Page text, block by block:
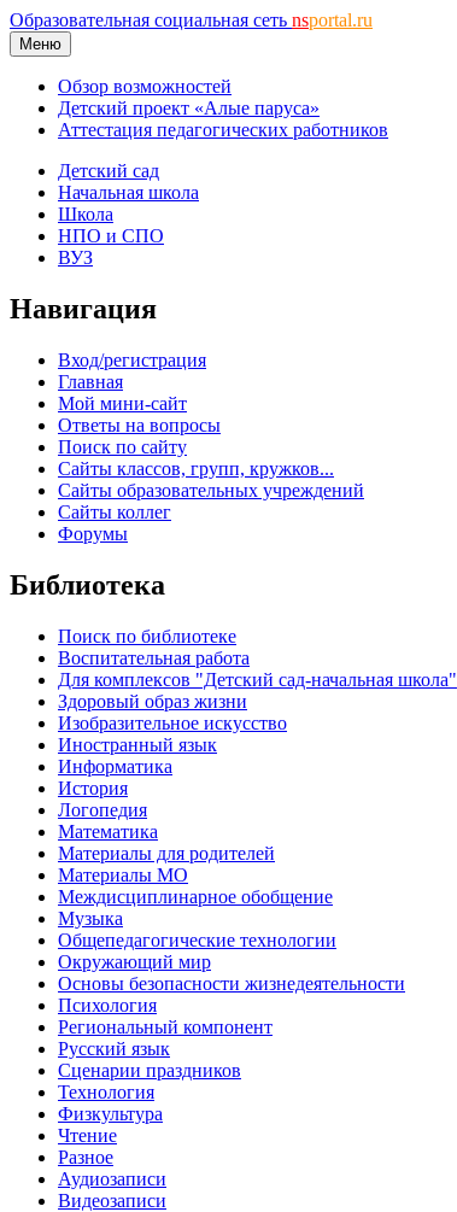
Образовательная социальная сеть nsportal.ru
Меню
Обзор возможностей
Детский проект «Алые паруса»
Аттестация педагогических работников
Детский сад
Начальная школа
Школа
НПО и СПО
ВУЗ
Навигация
Вход/регистрация
Главная
Мой мини-сайт
Ответы на вопросы
Поиск по сайту
Сайты классов, групп, кружков...
Сайты образовательных учреждений
Сайты коллег
Форумы
Библиотека
Поиск по библиотеке
Воспитательная работа
Для комплексов "Детский сад-начальная школа"
Здоровый образ жизни
Изобразительное искусство
Иностранный язык
Информатика
История
Логопедия
Математика
Материалы для родителей
Материалы МО
Междисциплинарное обобщение
Музыка
Общепедагогические технологии
Окружающий мир
Основы безопасности жизнедеятельности
Психология
Региональный компонент
Русский язык
Сценарии праздников
Технология
Физкультура
Чтение
Разное
Аудиозаписи
Видеозаписи